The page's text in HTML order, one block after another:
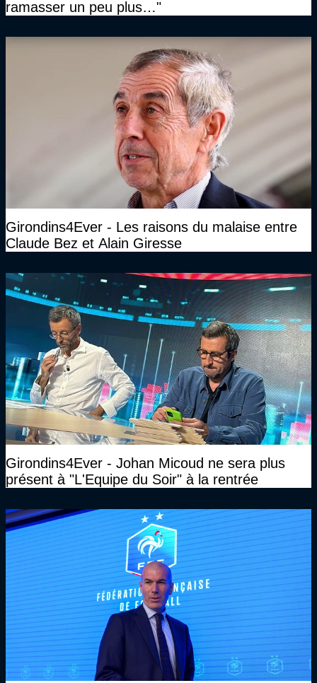
ramasser un peu plus…"
Girondins4Ever - Les raisons du malaise entre
Claude Bez et Alain Giresse
Girondins4Ever - Johan Micoud ne sera plus
présent à "L'Equipe du Soir" à la rentrée